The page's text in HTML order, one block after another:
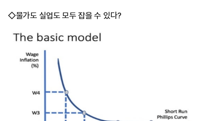
◇물가도 실업도 모두 잡을 수 있다?